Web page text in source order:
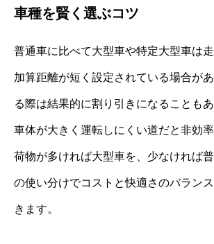
車種を賢く選ぶコツ
普通車に比べて大型車や特定大型車は
加算距離が短く設定されている場合が
る際は結果的に割り引きになることも
車体が大きく運転しにくい道だと非効率
荷物が多ければ大型車を、少なければ
の使い分けでコストと快適さのバラン
きます。